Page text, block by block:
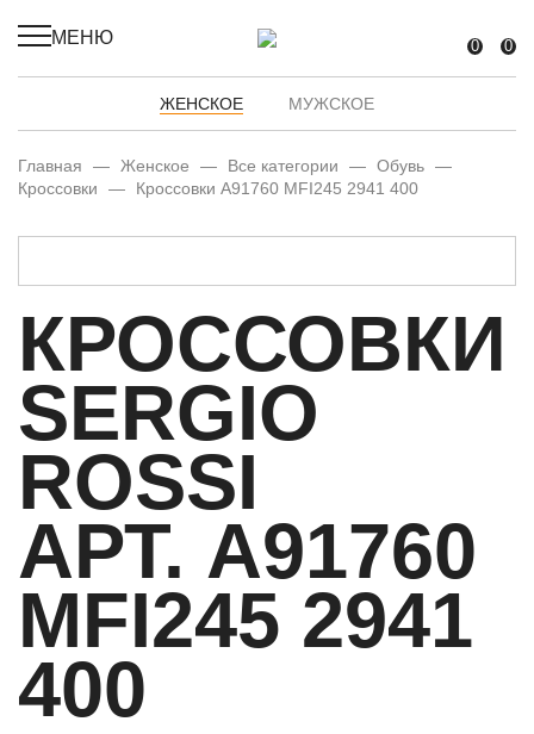
МЕНЮ 0 0
ЖЕНСКОЕ МУЖСКОЕ
Главная — Женское — Все категории — Обувь —
Кроссовки
— Кроссовки A91760 MFI245 2941 400
КРОССОВКИ
SERGIO
ROSSI
АРТ. A91760
MFI245 2941
400